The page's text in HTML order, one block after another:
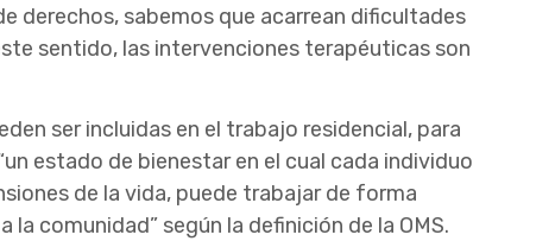
derechos, sabemos que acarrean dificultades
sentido, las intervenciones terapéuticas son
ser incluidas en el trabajo residencial, para
estado de bienestar en el cual cada individuo
de la vida, puede trabajar de forma
comunidad” según la definición de la OMS.